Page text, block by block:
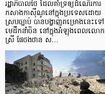
រដ្ឋាភិបាលថៃ ដែលគាំទ្រឲ្យដំណើរការ
កសាងកាស៊ីណូនៅក្នុងប្រទេសដោយ
ស្របច្បាប់ បានបង្ហាញគម្រោងនេះទៅ
មេដឹកនាំចិន នៅក្នុងអំឡុងពេលលោក
ស្រី ផែថងថាន ស…